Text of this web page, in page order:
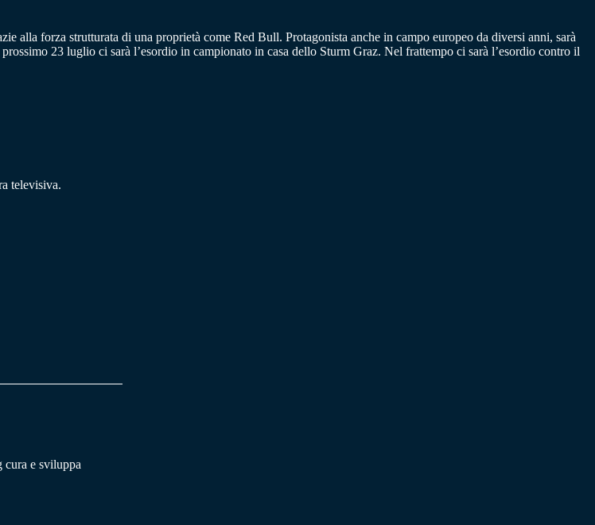
alla forza strutturata di una proprietà come Red Bull. Protagonista anche in campo europeo da diversi anni, sarà
23 luglio ci sarà l’esordio in campionato in casa dello Sturm Graz. Nel frattempo ci sarà l’esordio contro il
televisiva.
cura e sviluppa